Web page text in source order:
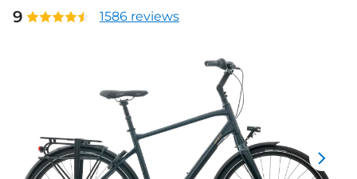
9
1586 reviews